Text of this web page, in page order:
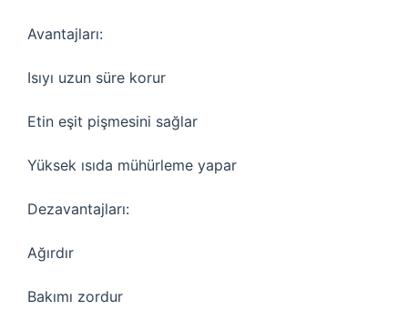
Avantajları:
Isıyı uzun süre korur
Etin eşit pişmesini sağlar
Yüksek ısıda mühürleme yapar
Dezavantajları:
Ağırdır
Bakımı zordur